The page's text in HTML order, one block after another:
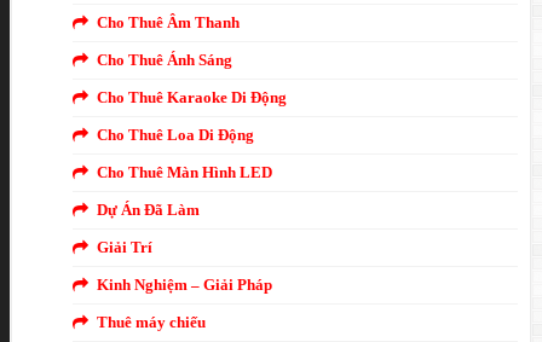
Cho Thuê Âm Thanh
Cho Thuê Ánh Sáng
Cho Thuê Karaoke Di Động
Cho Thuê Loa Di Động
Cho Thuê Màn Hình LED
Dự Án Đã Làm
Giải Trí
Kinh Nghiệm – Giải Pháp
Thuê máy chiếu